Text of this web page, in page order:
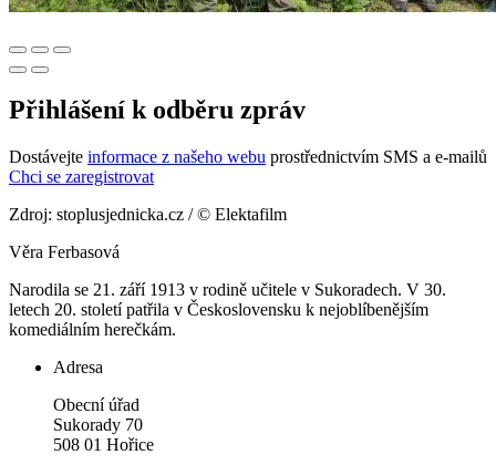
Přihlášení k odběru zpráv
Dostávejte informace z našeho webu prostřednictvím SMS a e-mailů
Chci se zaregistrovat
Zdroj: stoplusjednicka.cz / © Elektafilm
Věra Ferbasová
Narodila se 21. září 1913 v rodině učitele v Sukoradech. V 30.
letech 20. století patřila v Československu k nejoblíbenějším
komediálním herečkám.
Adresa
Obecní úřad
Sukorady 70
508 01 Hořice